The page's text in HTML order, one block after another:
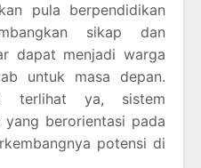
pula berpendidikan
sikap dan
dapat menjadi warga
untuk masa depan.
terlihat ya, sistem
berorientasi pada
potensi di